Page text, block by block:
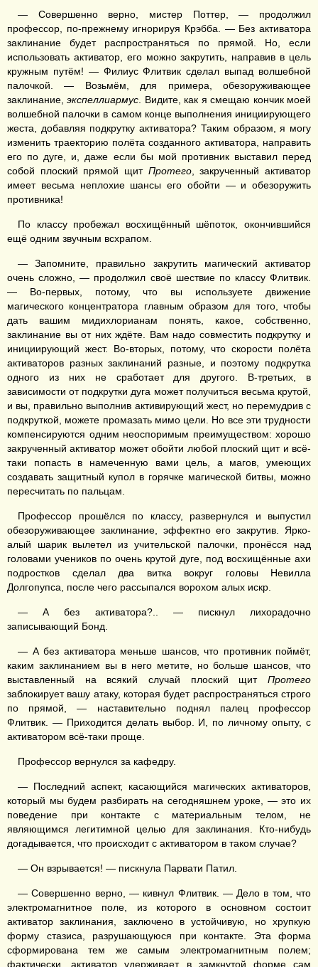
— Совершенно верно, мистер Поттер, — продолжил
профессор, по-прежнему игнорируя Крэбба. — Без активатора
заклинание будет распространяться по прямой. Но, если
использовать активатор, его можно закрутить, направив в цель
кружным путём! — Филиус Флитвик сделал выпад волшебной
палочкой. — Возьмём, для примера, обезоруживающее
заклинание,экспеллиармус . Видите, как я смещаю кончик моей
волшебной палочки в самом конце выполнения инициирующего
жеста, добавляя подкрутку активатора? Таким образом, я могу
изменить траекторию полёта созданного активатора, направить
его по дуге, и, даже если бы мой противник выставил перед
собой плоский прямой щит Протего, закрученный активатор
имеет весьма неплохие шансы его обойти — и обезоружить
противника!
По классу пробежал восхищённый шёпоток, окончившийся
ещё одним звучным всхрапом.
— Запомните, правильно закрутить магический активатор
очень сложно, — продолжил своё шествие по классу Флитвик.
— Во-первых, потому, что вы используете движение
магического концентратора главным образом для того, чтобы
дать вашим мидихлорианам понять, какое, собственно,
заклинание вы от них ждёте. Вам надо совместить подкрутку и
инициирующий жест. Во-вторых, потому, что скорости полёта
активаторов разных заклинаний разные, и поэтому подкрутка
одного из них не сработает для другого. В-третьих, в
зависимости от подкрутки дуга может получиться весьма крутой,
и вы, правильно выполнив активирующий жест, но перемудрив с
подкруткой, можете промазать мимо цели. Но все эти трудности
компенсируются одним неоспоримым преимуществом: хорошо
закрученный активатор может обойти любой плоский щит и всё-
таки попасть в намеченную вами цель, а магов, умеющих
создавать защитный купол в горячке магической битвы, можно
пересчитать по пальцам.
Профессор прошёлся по классу, развернулся и выпустил
обезоруживающее заклинание, эффектно его закрутив. Ярко-
алый шарик вылетел из учительской палочки, пронёсся над
головами учеников по очень крутой дуге, под восхищённые ахи
подростков сделал два витка вокруг головы Невилла
Долгопупса, после чего рассыпался ворохом алых искр.
— А без активатора?.. — пискнул лихорадочно
записывающий Бонд.
— А без активатора меньше шансов, что противник поймёт,
каким заклинанием вы в него метите, но больше шансов, что
выставленный на всякий случай плоский щит Протего
заблокирует вашу атаку, которая будет распространяться строго
по прямой, — наставительно поднял палец профессор
Флитвик. — Приходится делать выбор. И, по личному опыту, с
активатором всё-таки проще.
Профессор вернулся за кафедру.
— Последний аспект, касающийся магических активаторов,
который мы будем разбирать на сегодняшнем уроке, — это их
поведение при контакте с материальным телом, не
являющимся легитимной целью для заклинания. Кто-нибудь
догадывается, что происходит с активатором в таком случае?
— Он взрывается! — пискнула Парвати Патил.
— Совершенно верно, — кивнул Флитвик. — Дело в том, что
электромагнитное поле, из которого в основном состоит
активатор заклинания, заключено в устойчивую, но хрупкую
форму стазиса, разрушающуюся при контакте. Эта форма
сформирована тем же самым электромагнитным полем;
фактически, активатор удерживает в замкнутой форме сам